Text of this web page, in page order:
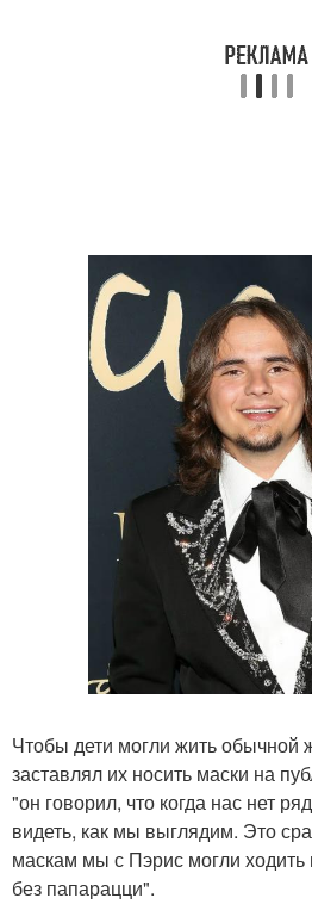
Чтобы дети могли жить обычной
заставлял их носить маски на
"он говорил, что когда нас нет
видеть, как мы выглядим. Это
маскам мы с Пэрис могли ходить
без папарацци".